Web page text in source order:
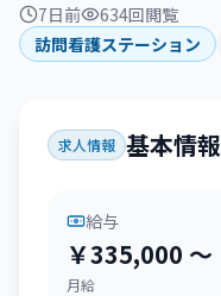
7日前 634回閲覧
訪問看護ステーション
求人情報 基本情報
給与
￥335,000 〜
月給